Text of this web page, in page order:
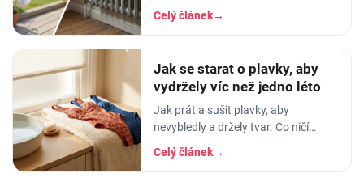
aviváž, sušička, žehlení. Vyhnete se
tak sražení, trhání a ztrátě tvaru.
Celý článek→
Jak se starat o plavky, aby
vydržely víc než jedno léto
Jak prát a sušit plavky, aby
nevybledly a držely tvar. Co ničí
elastan, proč plavky proplachovat a
tři nejčastější chyby v péči o plavky.
Celý článek→